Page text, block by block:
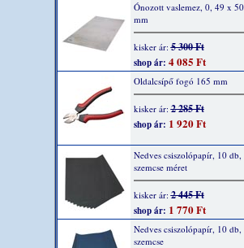
Ónozott vaslemez, 0, 49 x
mm
kisker ár:5 300 Ft
shop ár: 4 085 Ft
Oldalcsípő fogó 165 mm
kisker ár:2 285 Ft
shop ár: 1 920 Ft
Nedves csiszolópapír, 10 db,
szemcse méret
kisker ár:2 445 Ft
shop ár: 1 770 Ft
Nedves csiszolópapír, 10 db,
szemcse